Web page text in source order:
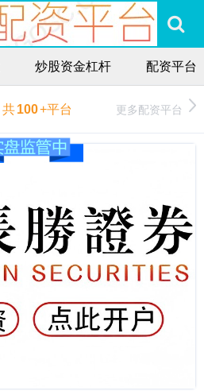
炒股资金杠杆 配资平台
共100+平台 更多配资平台